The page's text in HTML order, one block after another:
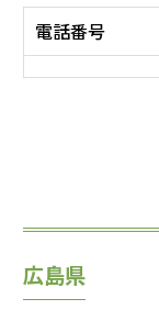
電話番号
広島県